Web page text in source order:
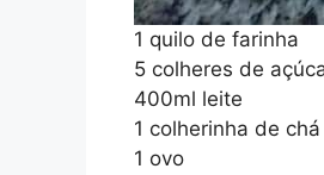
1 quilo de farinha
5 colheres de
400ml leite
1 colherinha de
1 ovo